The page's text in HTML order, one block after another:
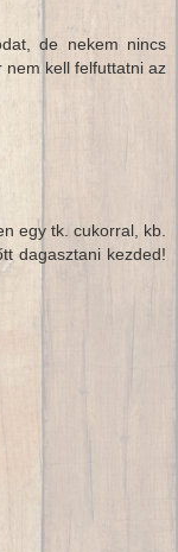
de nekem nincs
nem kell felfuttatni az
egy tk. cukorral, kb.
dagasztani kezded!